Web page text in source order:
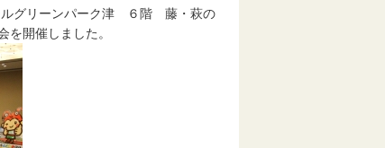
ルグリーンパーク津 ６階 藤・萩の
会を開催しました。